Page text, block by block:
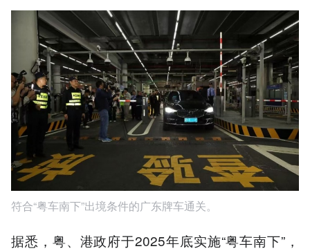
符合“粤车南下”出境条件的广东牌车通关。
据悉，粤、港政府于2025年底实施“粤车南下”，